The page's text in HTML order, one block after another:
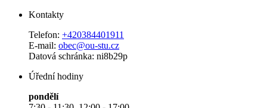
Kontakty
Telefon: +420384401911
E-mail: obec@ou-stu.cz
Datová schránka: ni8b29p
Úřední hodiny
pondělí